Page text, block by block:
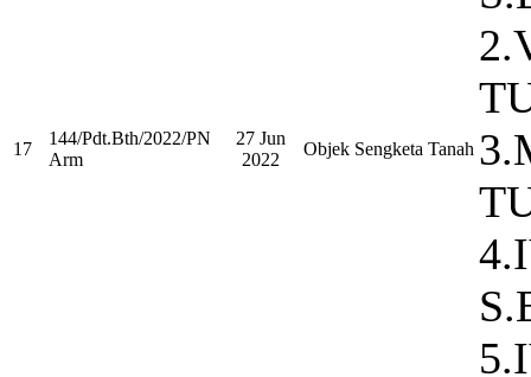
17
144/Pdt.Bth/2022/PN
Arm
27 Jun
2022
Objek Sengketa Tanah